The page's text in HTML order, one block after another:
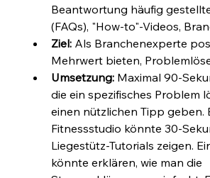
Beantwortung häufig
(FAQs), "How-to"-Videos,
Ziel: Als Branchenexperte
Mehrwert bieten,
Umsetzung: Maximal 90-
die ein spezifisches Problem
einen nützlichen Tipp geben.
Fitnessstudio könnte 30-
Liegestütz-Tutorials zeigen.
könnte erklären, wie man die